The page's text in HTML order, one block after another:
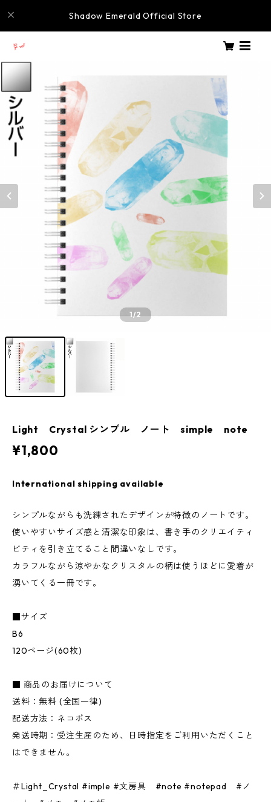
Shadow Emerald Official Store
1/2
Light Crystal シンプル ノート simple note
¥1,800
International shipping available
シンプルながらも洗練されたデザインが特徴のノートです。
使いやすいサイズ感と清潔な印象は、書き手のクリエイティ
ビティを引き立てること間違いなしです。
カラフルながら涼やかなクリスタルの柄は使うほどに愛着が
湧いてくる一冊です。
■サイズ
B6
120ページ(60枚)
■ 商品のお届けについて
送料：無料 (全国一律)
配送方法：ネコポス
発送時期：受注生産のため、日時指定をご利用いただくこと
はできません。
＃Light_Crystal #imple #文房具 #note #notepad #ノ